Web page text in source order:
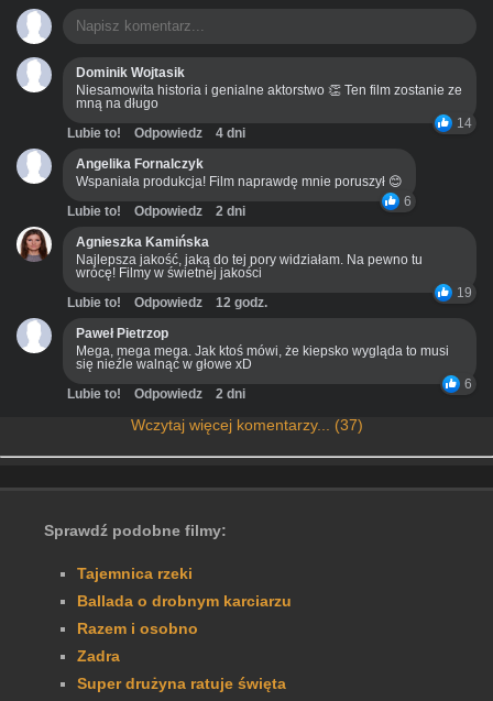
Dominik Wojtasik
Niesamowita historia i genialne aktorstwo 👏 Ten film zostanie ze
mną na długo
14
Lubie to! Odpowiedz
4 dni
Angelika Fornalczyk
Wspaniała produkcja! Film naprawdę mnie poruszył 😊
6
Lubie to! Odpowiedz
2 dni
Agnieszka Kamińska
Najlepsza jakość, jaką do tej pory widziałam. Na pewno tu
wrócę! Filmy w świetnej jakości
19
Lubie to! Odpowiedz
12 godz.
Paweł Pietrzop
Mega, mega mega. Jak ktoś mówi, że kiepsko wygląda to musi
się nieźle walnąć w głowe xD
6
Lubie to! Odpowiedz 2 dni
Wczytaj więcej komentarzy... (37)
Sprawdź podobne filmy:
Tajemnica rzeki
Ballada o drobnym karciarzu
Razem i osobno
Zadra
Super drużyna ratuje święta